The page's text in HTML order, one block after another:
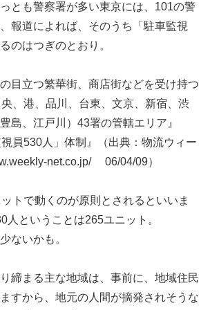
とも警察署が多い東京には、101の警
報道によれば、そのうち「駐車監視
のはつぎのとおり。
の目立つ繁華街、商店街などを受け持つ
、港、品川、台東、文京、新宿、渋
島、江戸川）43署の管轄エリア』
視員530人」体制』（出典：物流ウィー
net.co.jp/ 06/04/09）
トで動くのが原則とされるといいま
人ということは265ユニット。
ないかも。
締まる主な地域は、事前に、地域住民
すから、地元の人間が摘発されそうな